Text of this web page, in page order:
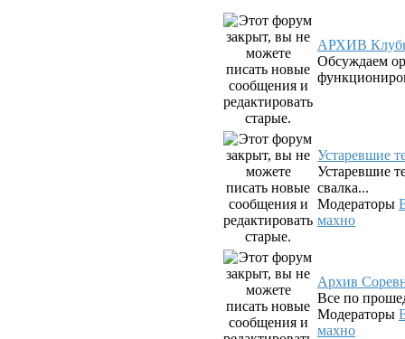
АРХИВ
Обсуждаем
Устаревшие
Устаревшие
свалка...
Модераторы
махно
Архив
Все по
Модераторы
махно